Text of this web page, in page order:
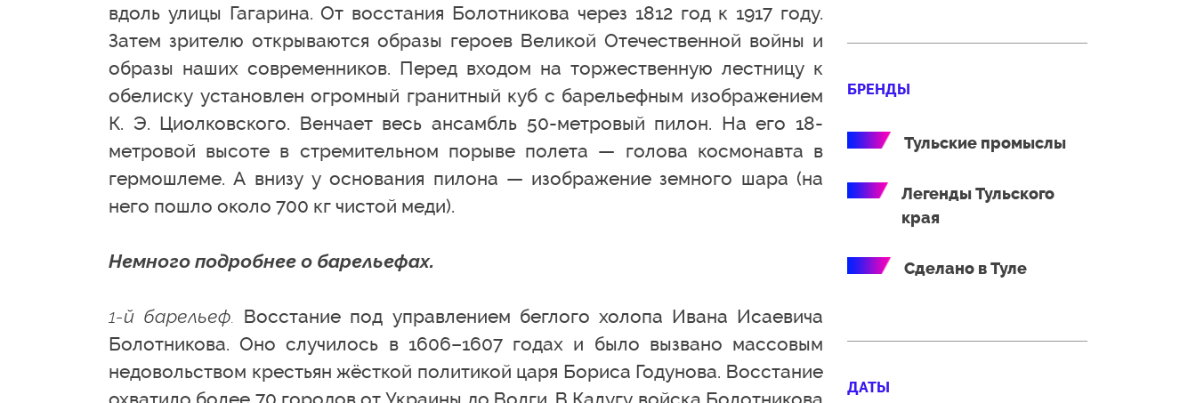
вдоль улицы Гагарина. От восстания Болотникова через 1812 год к 1917 году.
Затем зрителю открываются образы героев Великой Отечественной войны и
образы наших современников. Перед входом на торжественную лестницу к
обелиску установлен огромный гранитный куб с барельефным изображением
К. Э. Циолковского. Венчает весь ансамбль 50-метровый пилон. На его 18-
метровой высоте в стремительном порыве полета — голова космонавта в
гермошлеме. А внизу у основания пилона — изображение земного шара (на
него пошло около 700 кг чистой меди).
Немного подробнее о барельефах.
1-й барельеф. Восстание под управлением беглого холопа Ивана Исаевича
Болотникова. Оно случилось в 1606–1607 годах и было вызвано массовым
недовольством крестьян жёсткой политикой царя Бориса Годунова. Восстание
БРЕНДЫ
Тульские промыслы
Легенды Тульского
края
Сделано в Туле
ДАТЫ